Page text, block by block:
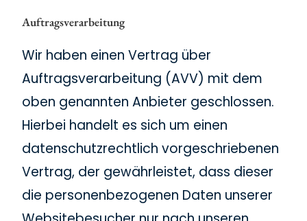
Auftragsverarbeitung
Wir haben einen Vertrag über
Auftragsverarbeitung (AVV) mit dem
oben genannten Anbieter geschlossen.
Hierbei handelt es sich um einen
datenschutzrechtlich vorgeschriebenen
Vertrag, der gewährleistet, dass dieser
die personenbezogenen Daten unserer